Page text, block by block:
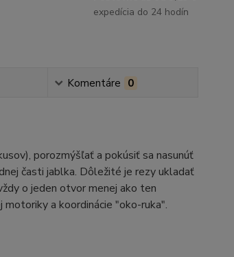
expedícia do 24 hodín
Komentáre 0
porozmýšľať a pokúsiť sa nasunúť
časti jablka. Dôležité je rezy ukladať
o jeden otvor menej ako ten
a koordinácie "oko-ruka".